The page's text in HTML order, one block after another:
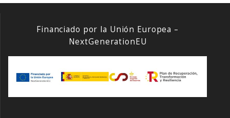
Financiado por la Unión Europea –
NextGenerationEU